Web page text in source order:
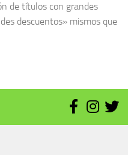
de títulos con grandes
descuentos» mismos que